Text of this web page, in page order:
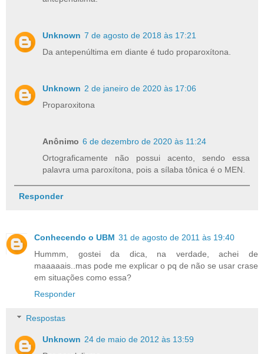
Unknown 7 de agosto de 2018 às 17:21
Da antepenúltima em diante é tudo proparoxítona.
Unknown 2 de janeiro de 2020 às 17:06
Proparoxitona
Anônimo 6 de dezembro de 2020 às 11:24
Ortograficamente não possui acento, sendo essa
palavra uma paroxítona, pois a sílaba tônica é o MEN.
Responder
Conhecendo o UBM 31 de agosto de 2011 às 19:40
Hummm, gostei da dica, na verdade, achei de
maaaaais..mas pode me explicar o pq de não se usar crase
em situações como essa?
Responder
Respostas
Unknown 24 de maio de 2012 às 13:59